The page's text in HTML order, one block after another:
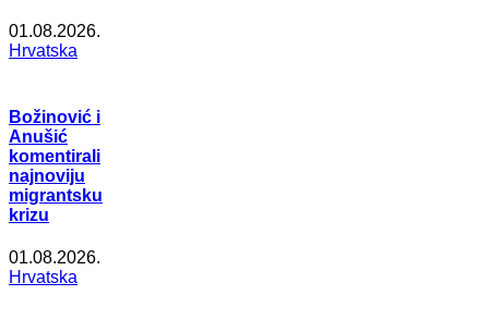
01.08.2026.
Hrvatska
Božinović i
Anušić
komentirali
najnoviju
migrantsku
krizu
01.08.2026.
Hrvatska